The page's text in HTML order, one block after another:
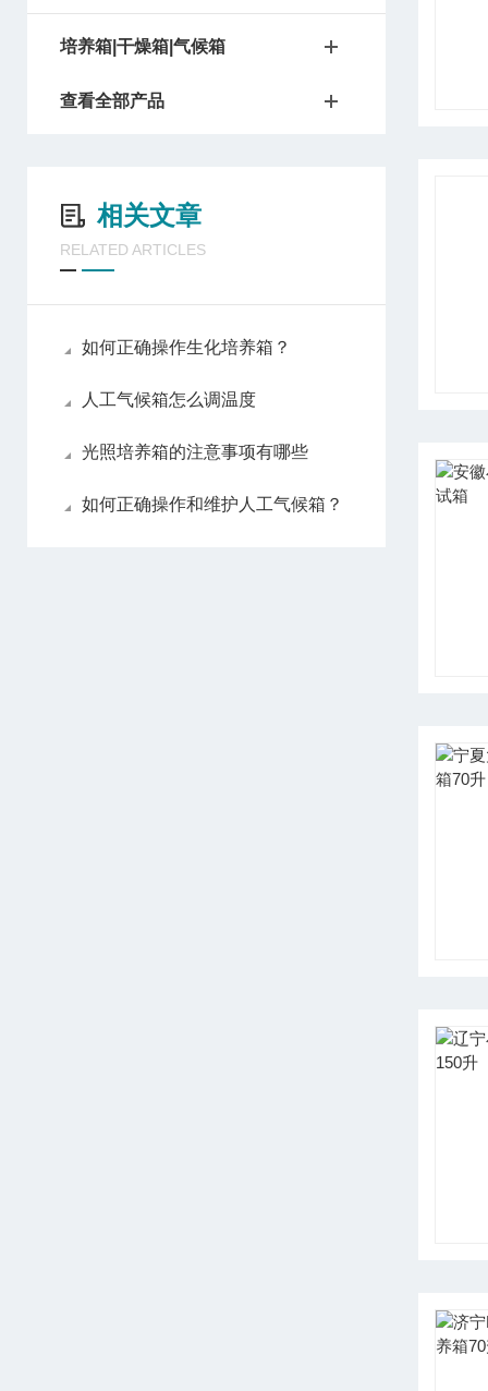
培养箱|干燥箱|气候箱
查看全部产品
相关文章
RELATED ARTICLES
如何正确操作生化培养箱？
人工气候箱怎么调温度
光照培养箱的注意事项有哪些
如何正确操作和维护人工气候箱？